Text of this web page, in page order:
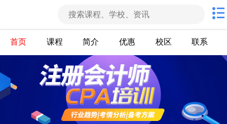
首页 课程 简介 优惠 校区 联系